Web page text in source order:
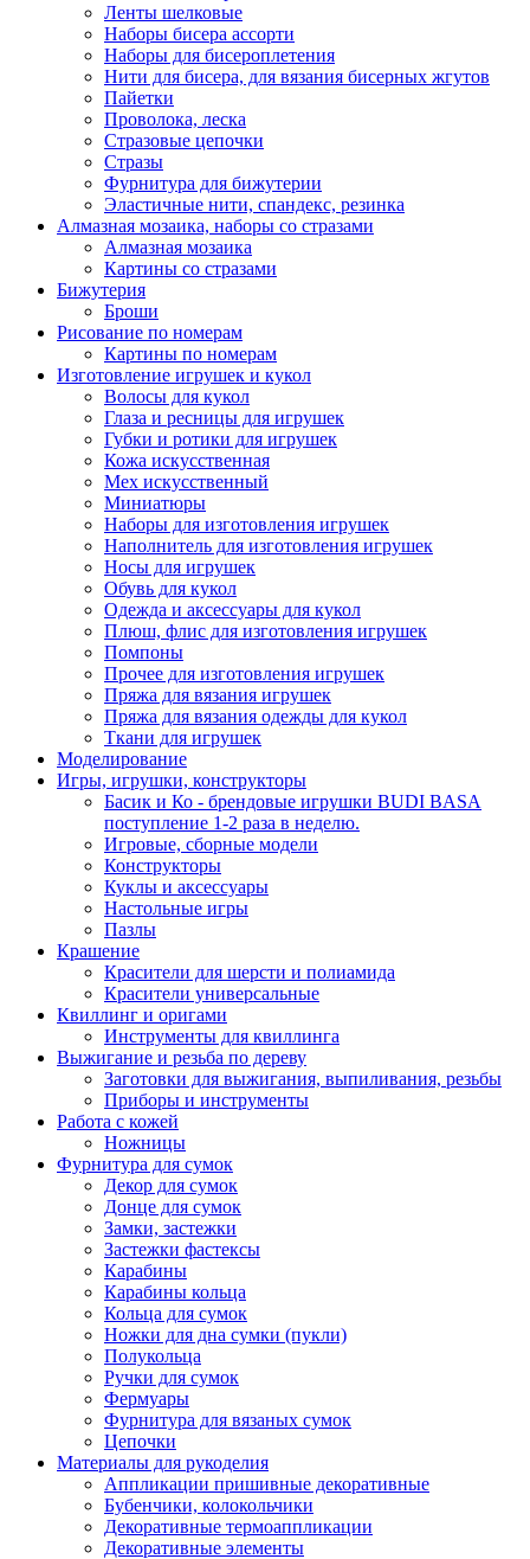
Ленты шелковые
Наборы бисера ассорти
Наборы для бисероплетения
Нити для бисера, для вязания бисерных жгутов
Пайетки
Проволока, леска
Стразовые цепочки
Стразы
Фурнитура для бижутерии
Эластичные нити, спандекс, резинка
Алмазная мозаика, наборы со стразами
Алмазная мозаика
Картины co стразами
Бижутерия
Броши
Рисование по номерам
Картины по номерам
Изготовление игрушек и кукол
Волосы для кукол
Глаза и ресницы для игрушек
Губки и ротики для игрушек
Кожа искусственная
Мех искусственный
Миниатюры
Наборы для изготовления игрушек
Наполнитель для изготовления игрушек
Носы для игрушек
Обувь для кукол
Одежда и аксессуары для кукол
Плюш, флис для изготовления игрушек
Помпоны
Прочее для изготовления игрушек
Пряжа для вязания игрушек
Пряжа для вязания одежды для кукол
Ткани для игрушек
Моделирование
Игры, игрушки, конструкторы
Басик и Ко - брендовые игрушки BUDI BASA
поступление 1-2 раза в неделю.
Игровые, сборные модели
Конструкторы
Куклы и аксессуары
Настольные игры
Пазлы
Крашение
Красители для шерсти и полиамида
Красители универсальные
Квиллинг и оригами
Инструменты для квиллинга
Выжигание и резьба по дереву
Заготовки для выжигания, выпиливания, резьбы
Приборы и инструменты
Работа с кожей
Ножницы
Фурнитура для сумок
Декор для сумок
Донце для сумок
Замки, застежки
Застежки фастексы
Карабины
Карабины кольца
Кольца для сумок
Ножки для дна сумки (пукли)
Полукольца
Ручки для сумок
Фермуары
Фурнитура для вязаных сумок
Цепочки
Материалы для рукоделия
Аппликации пришивные декоративные
Бубенчики, колокольчики
Декоративные термоаппликации
Декоративные элементы